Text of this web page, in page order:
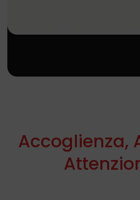
Accoglienza,